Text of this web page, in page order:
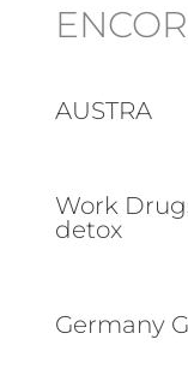
AUSTRA
Work
detox
Germany